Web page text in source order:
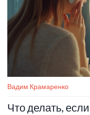
Вадим Крамаренко
Что делать,